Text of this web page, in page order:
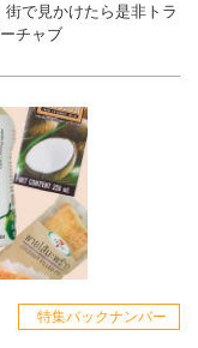
で見かけたら是非トラ
チャブ
特集バックナンバー